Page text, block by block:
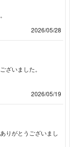
2026/05/28
ざいました。
2026/05/19
りがとうございまし